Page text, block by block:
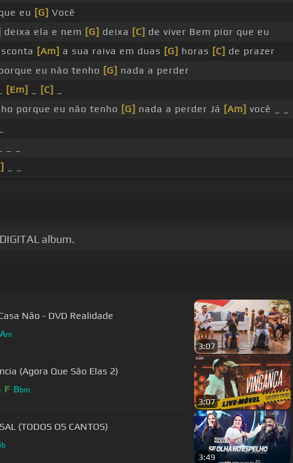
eu [G] Você
deixa ela e nem [G] deixa [C] de viver Bem pior que eu
[Am] a sua raiva em duas [G] horas [C] de prazer
eu não tenho [G] nada a perder
[Em] [C]
porque eu não tenho [G] nada a perder Já [Am] você _ _ _
album.
Não - DVD Realidade
Am
3:07
(Agora Que São Elas 2)
F Bbm
3:07
Marília Mendonça - SEM SAL (TODOS OS CANTOS)
b
3:49